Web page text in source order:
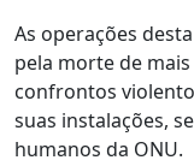
As operações
pela morte de
confrontos
suas instalações,
humanos da ONU.